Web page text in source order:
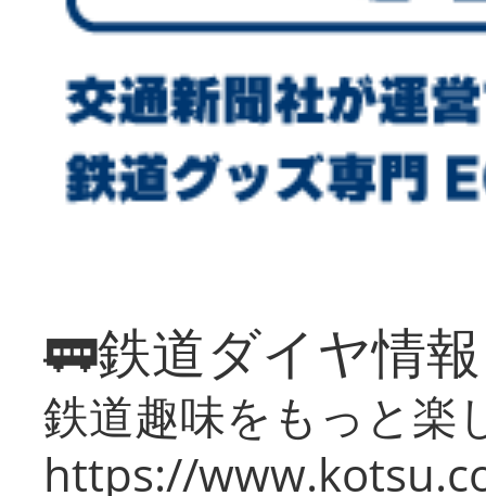
🚃鉄道ダイヤ情
鉄道趣味をもっと楽
https://